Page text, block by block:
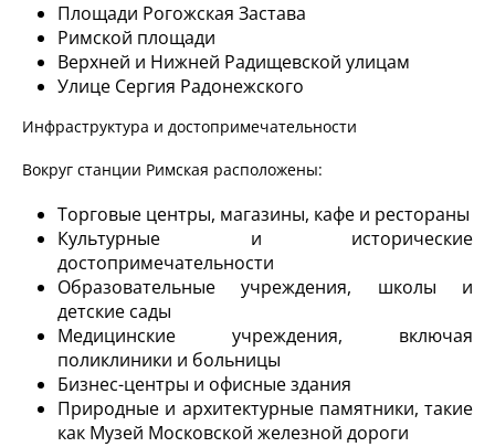
Площади Рогожская Застава
Римской площади
Верхней и Нижней Радищевской улицам
Улице Сергия Радонежского
Инфраструктура и достопримечательности
Вокруг станции Римская расположены:
Торговые центры, магазины, кафе и рестораны
Культурные и исторические
достопримечательности
Образовательные учреждения, школы и
детские сады
Медицинские учреждения, включая
поликлиники и больницы
Бизнес-центры и офисные здания
Природные и архитектурные памятники, такие
как Музей Московской железной дороги